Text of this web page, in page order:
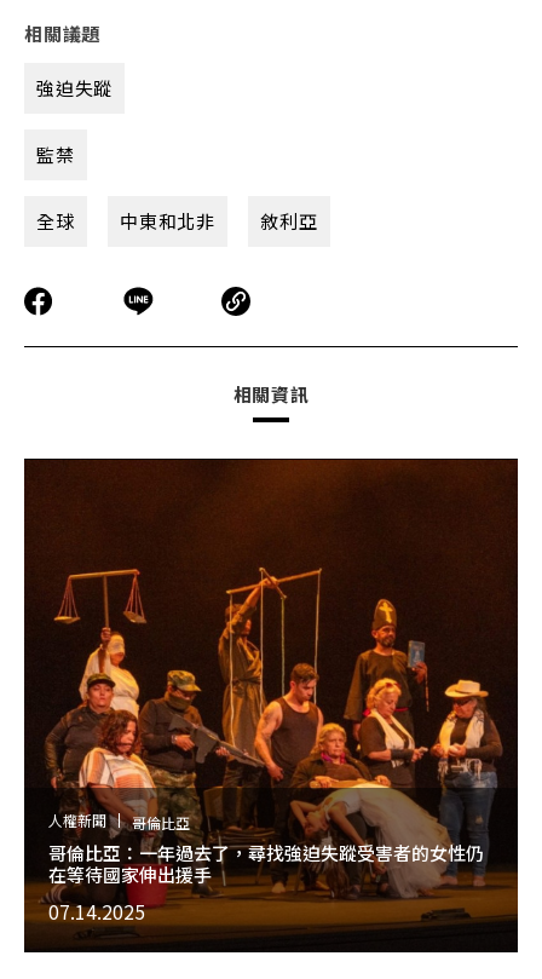
相關議題
強迫失蹤
監禁
全球 中東和北非 敘利亞
相關資訊
人權新聞 哥倫比亞
哥倫比亞：一年過去了，尋找強迫失蹤受害者的女性仍
在等待國家伸出援手
07.14.2025